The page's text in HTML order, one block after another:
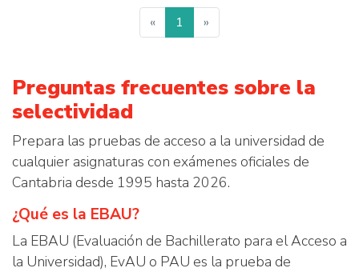
« 1 »
Preguntas frecuentes sobre la
selectividad
Prepara las pruebas de acceso a la universidad de
cualquier asignaturas con exámenes oficiales de
Cantabria desde 1995 hasta 2026.
¿Qué es la EBAU?
La EBAU (Evaluación de Bachillerato para el Acceso a
la Universidad), EvAU o PAU es la prueba de